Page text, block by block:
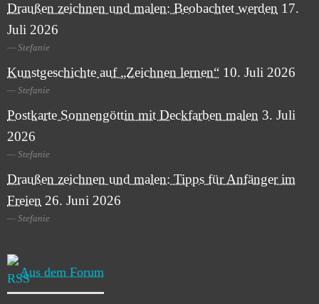
Draußen zeichnen und malen: Beobachtet werden 17.
Juli 2026
Stefanie
Kunstgeschichte auf „Zeichnen lernen“ 10. Juli 2026
Stefanie
Postkarte Sonnengöttin mit Deckfarben malen 3. Juli
2026
Stefanie
Draußen zeichnen und malen: Tipps für Anfänger im
Freien 26. Juni 2026
Stefanie
Aus dem Forum